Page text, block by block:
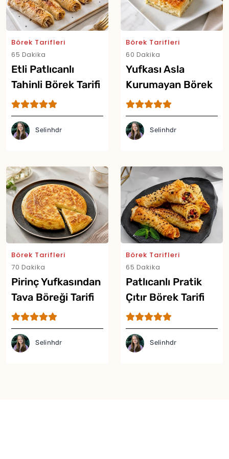
Börek Tarifleri
65 Dakika
Etli Patlıcanlı
Tahinli Börek Tarifi
Selinhdr
Börek Tarifleri
60 Dakika
Yufkası Asla
Kurumayan Börek
Tarifi
Selinhdr
Börek Tarifleri
70 Dakika
Pirinç Yufkasından
Tava Böreği Tarifi
Selinhdr
Börek Tarifleri
65 Dakika
Patlıcanlı Pratik
Çıtır Börek Tarifi
Selinhdr